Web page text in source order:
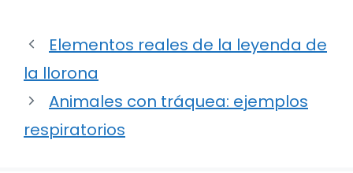
Elementos reales de la leyenda de
la llorona
Animales con tráquea: ejemplos
respiratorios